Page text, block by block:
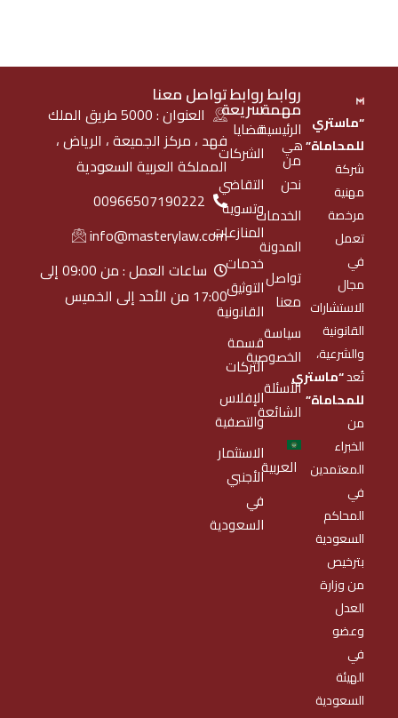
“ماستري
للمحاماة”هي
شركة
مهنية
مرخصة
تعمل
في
مجال
الاستشارات
القانونية
والشرعية،
تُعد“ماستري
للمحاماة”
من
الخبراء
المعتمدين
في
المحاكم
السعودية
بترخيص
من وزارة
العدل
وعضو
في
الهيئة
السعودية
روابط
مهمة
الرئيسية
من
نحن
الخدمات
المدونة
تواصل
معنا
سياسة
الخصوصية
الأسئلة
الشائعة
العربية
روابط
سريعة
قضايا
الشركات
التقاضي
وتسوية
المنازعات
خدمات
التوثيق
القانونية
قسمة
التركات
الإفلاس
والتصفية
الاستثمار
الأجنبي
في
السعودية
تواصل معنا
العنوان : 5000 طريق الملك
فهد ، مركز الجميعة ، الرياض ،
المملكة العربية السعودية
00966507190222
info@masterylaw.com
ساعات العمل : من 09:00 إلى
17:00 من الأحد إلى الخميس